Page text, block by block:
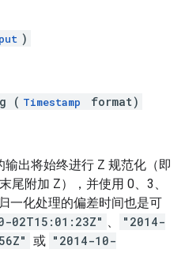
)
( Timestamp format)
输出将始终进行 Z 规范化（即
尾附加 Z），并使用 0、3、
一化处理的偏差时间也是可
02T15:01:23Z" 、
"2014-
或 "2014-10-